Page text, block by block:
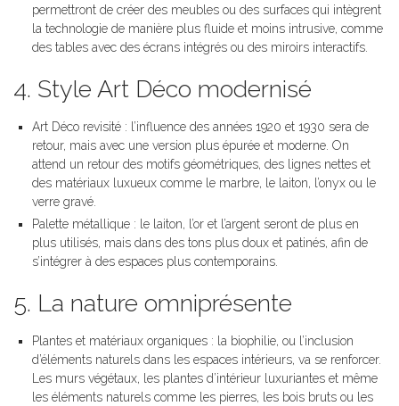
permettront de créer des meubles ou des surfaces qui intègrent
la technologie de manière plus fluide et moins intrusive, comme
des tables avec des écrans intégrés ou des miroirs interactifs.
4. Style Art Déco modernisé
Art Déco revisité : l’influence des années 1920 et 1930 sera de
retour, mais avec une version plus épurée et moderne. On
attend un retour des motifs géométriques, des lignes nettes et
des matériaux luxueux comme le marbre, le laiton, l’onyx ou le
verre gravé.
Palette métallique : le laiton, l’or et l’argent seront de plus en
plus utilisés, mais dans des tons plus doux et patinés, afin de
s’intégrer à des espaces plus contemporains.
5. La nature omniprésente
Plantes et matériaux organiques : la biophilie, ou l’inclusion
d’éléments naturels dans les espaces intérieurs, va se renforcer.
Les murs végétaux, les plantes d’intérieur luxuriantes et même
les éléments naturels comme les pierres, les bois bruts ou les